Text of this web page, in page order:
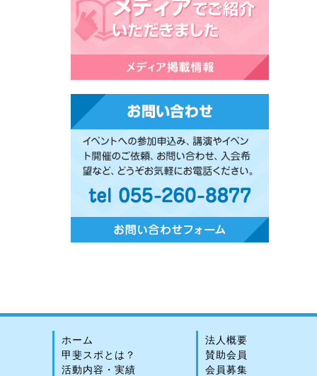
法人概要
賛助会員
会員募集
ホーム
甲斐スポとは？
活動内容・実績